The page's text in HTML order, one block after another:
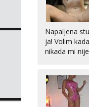
Napaljena
ja! Volim
nikada mi
cekam te!